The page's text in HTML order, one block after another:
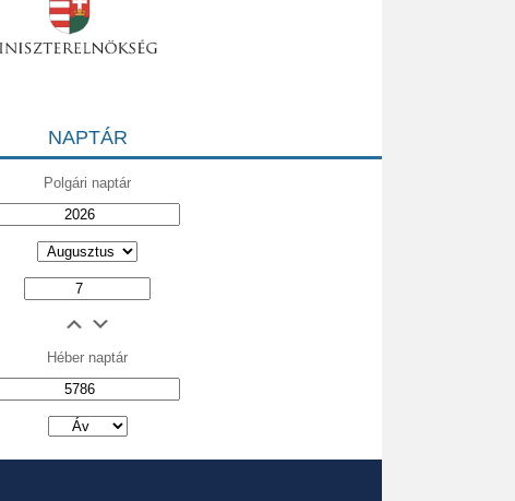
NAPTÁR
Polgári naptár
Héber naptár